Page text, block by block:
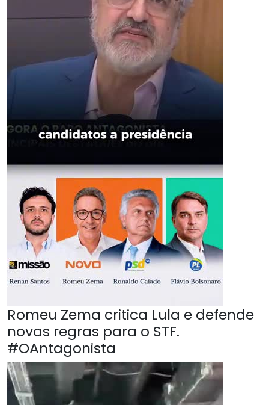
Romeu Zema critica Lula e defende
novas regras para o STF.
#OAntagonista